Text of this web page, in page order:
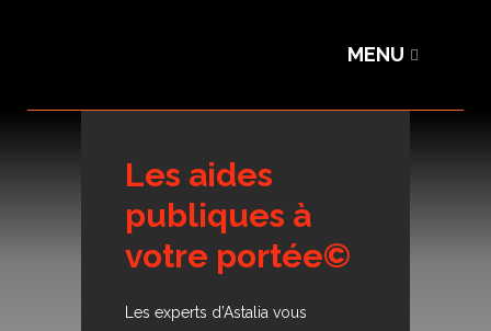
Les aides
publiques à
votre portée©
Les experts d’Astalia vous